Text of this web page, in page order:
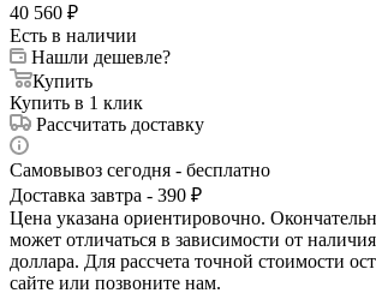
40 560 ₽
Есть в наличии
Нашли дешевле?
Купить
Купить в 1 клик
Рассчитать доставку
Самовывоз сегодня - бесплатно
Доставка завтра - 390 ₽
Цена указана ориентировочно.
может отличаться в зависимости от
доллара. Для рассчета точной стоимости
сайте или позвоните нам.